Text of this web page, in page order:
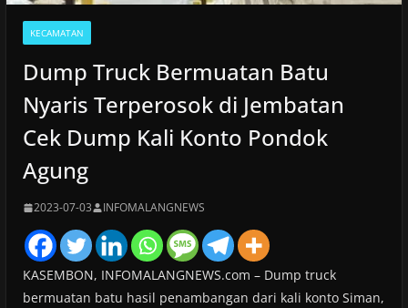
KECAMATAN
Dump Truck Bermuatan Batu
Nyaris Terperosok di Jembatan
Cek Dump Kali Konto Pondok
Agung
2023-07-03 INFOMALANGNEWS
KASEMBON, INFOMALANGNEWS.com – Dump truck
bermuatan batu hasil penambangan dari kali konto Siman,